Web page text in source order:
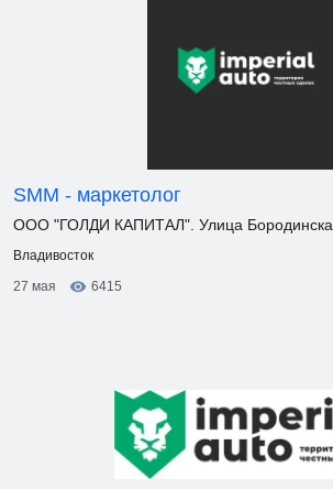
SMM - маркетолог
ООО "ГОЛДИ КАПИТАЛ". Улица
Владивосток
27 мая
6415